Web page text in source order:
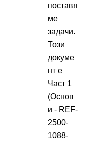
поставя
ме
задачи.
Този
докуме
нт е
Част 1
(Основ
и - REF-
2500-
1088-